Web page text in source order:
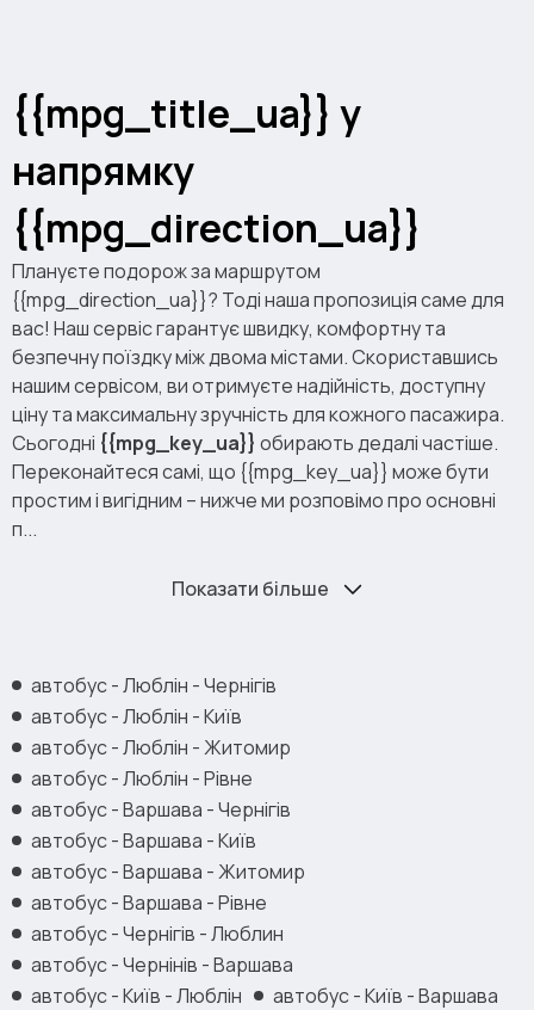
{{mpg_title_ua}} у
напрямку
{{mpg_direction_ua}}
Плануєте подорож за маршрутом
{{mpg_direction_ua}}? Тоді наша пропозиція саме для
вас! Наш сервіс гарантує швидку, комфортну та
безпечну поїздку між двома містами. Скориставшись
нашим сервісом, ви отримуєте надійність, доступну
ціну та максимальну зручність для кожного пасажира.
Сьогодні {{mpg_key_ua}} обирають дедалі частіше.
Переконайтеся самі, що {{mpg_key_ua}} може бути
простим і вигідним – нижче ми розповімо про основні
п...
Показати більше
автобус - Люблін - Чернігів
автобус - Люблін - Київ
автобус - Люблін - Житомир
автобус - Люблін - Рівне
автобус - Варшава - Чернігів
автобус - Варшава - Київ
автобус - Варшава - Житомир
автобус - Варшава - Рівне
автобус - Чернігів - Люблин
автобус - Чернінів - Варшава
автобус - Київ - Люблін
автобус - Київ - Варшава